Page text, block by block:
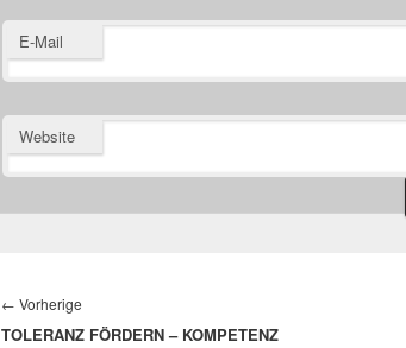
E-Mail
Website
← Vorherige
Beitrag:
TOLERANZ FÖRDERN – KOMPETENZ